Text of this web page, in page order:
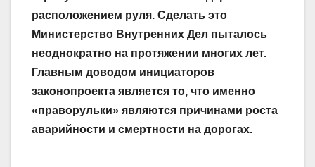
расположением руля. Сделать это
Министерство Внутренних Дел пыталось
неоднократно на протяжении многих лет.
Главным доводом инициаторов
законопроекта является то, что именно
«праворульки» являются причинами роста
аварийности и смертности на дорогах.